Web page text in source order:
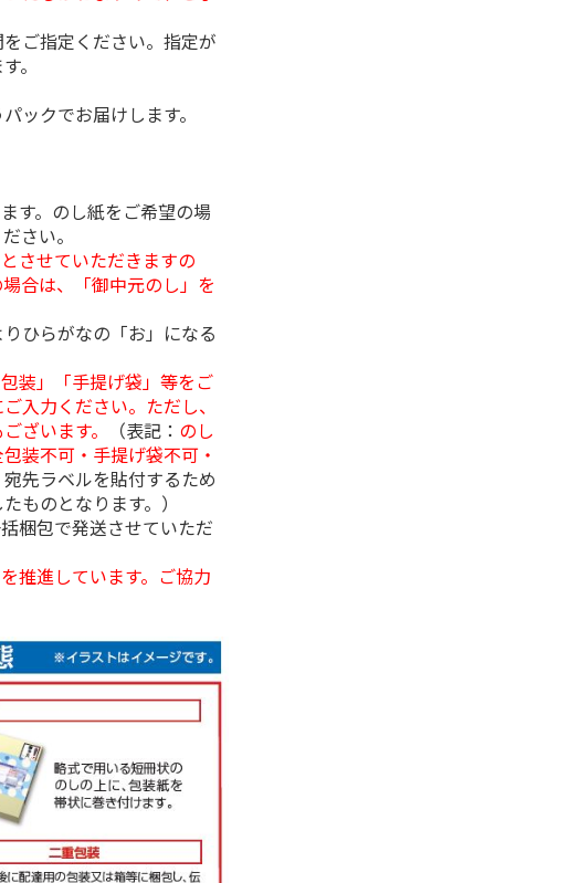
ご指定ください。指定が
。
ックでお届けします。
す。のし紙をご希望の場
さい。
させていただきますの
合は、「御中元のし」を
ひらがなの「お」になる
装」「手提げ袋」等をご
入力ください。ただし、
ざいます。
（表記： のし
装不可・手提げ袋不可・
先ラベルを貼付するため
ものとなります。）
梱包で発送させていただ
推進しています。ご協力